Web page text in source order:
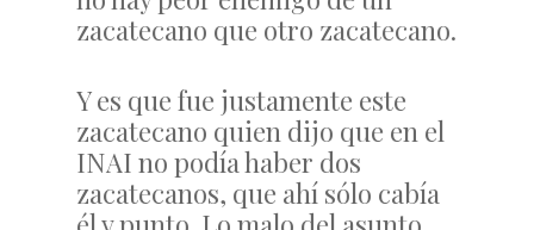
zacatecano que otro zacatecano.
Y es que fue justamente este
zacatecano quien dijo que en el
INAI no podía haber dos
zacatecanos, que ahí sólo cabía